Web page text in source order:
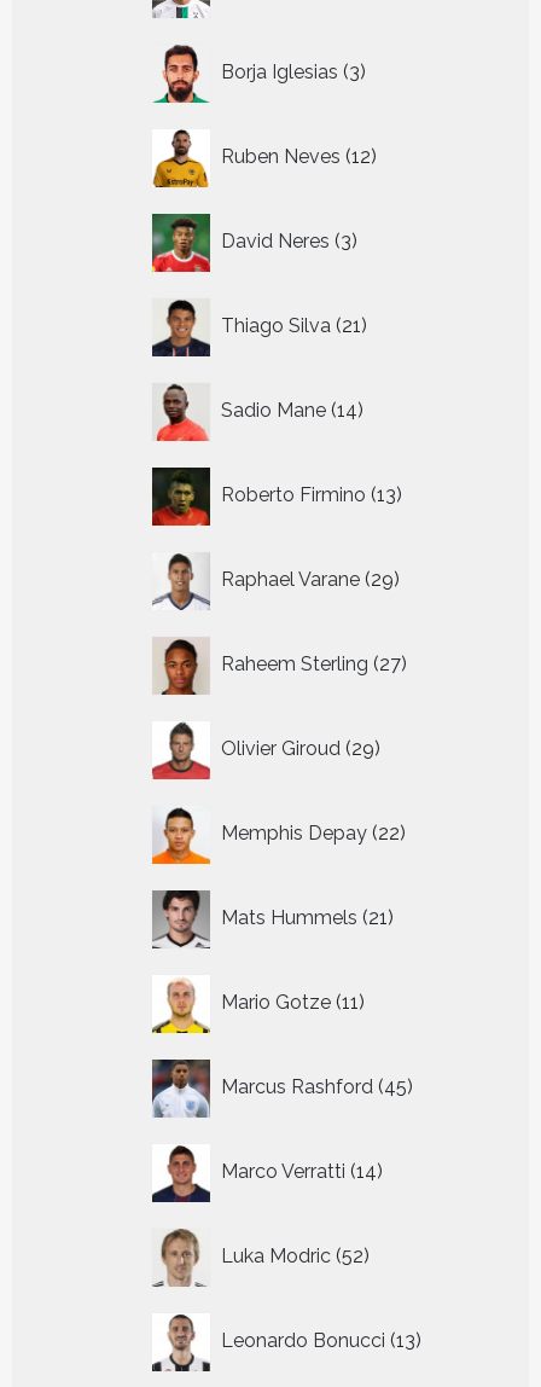
Borja Iglesias 3
producten
Ruben Neves 12
producten
David Neres 3
producten
Thiago Silva 21
producten
Sadio Mane 14
producten
Roberto Firmino 13
producten
Raphael Varane 29
producten
Raheem Sterling 27
producten
Olivier Giroud 29
producten
Memphis Depay 22
producten
Mats Hummels 21
producten
Mario Gotze 11
producten
Marcus Rashford 45
producten
Marco Verratti 14
producten
Luka Modric 52
producten
Leonardo Bonucci 13
producten